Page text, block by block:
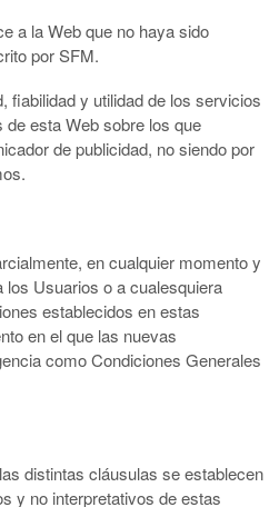
a la Web que no haya sido
por SFM.
fiabilidad y utilidad de los servicios
esta Web sobre los que
de publicidad, no siendo por
en cualquier momento y
Usuarios o a cualesquiera
establecidos en estas
en el que las nuevas
como Condiciones Generales
distintas cláusulas se establecen
y no interpretativos de estas